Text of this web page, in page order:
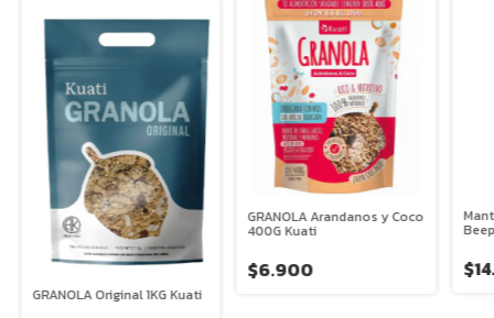
GRANOLA Original 1KG Kuati
GRANOLA Arandanos y Coco
400G Kuati
$6.900